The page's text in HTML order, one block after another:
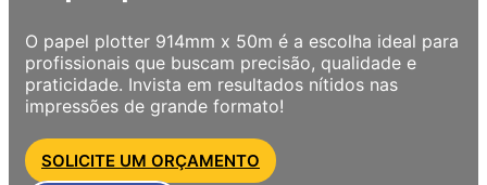
O papel plotter 914mm x 50m é a escolha ideal para
profissionais que buscam precisão, qualidade e
praticidade. Invista em resultados nítidos nas
impressões de grande formato!
SOLICITE UM ORÇAMENTO